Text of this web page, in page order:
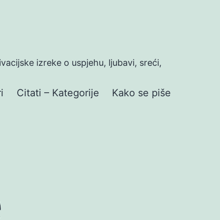
izreke o uspjehu, ljubavi, sreći,
Citati – Kategorije Kako se piše